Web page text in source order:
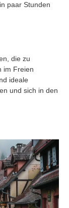
paar Stunden
die zu
im Freien
ideale
und sich in den